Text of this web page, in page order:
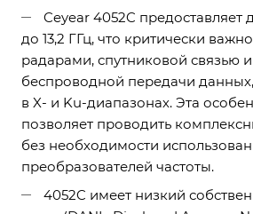
Ceyear 4052C предоставляет
до 13,2 ГГц, что критически
радарами, спутниковой связью
беспроводной передачи
в X- и Ku-диапазонах. Эта
позволяет проводить
без необходимости
преобразователей частоты.
4052C имеет низкий